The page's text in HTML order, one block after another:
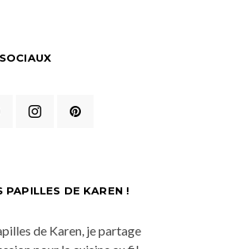
PAPILLES DE KAREN !
de Karen, je partage